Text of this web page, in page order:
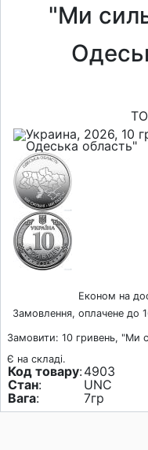
"Ми
Економ на
Замовлення, оплачене до
Замовити: 10 гривень, "Ми
Є на складі.
Код товару:4903
Стан:
UNC
Вага: 7гр